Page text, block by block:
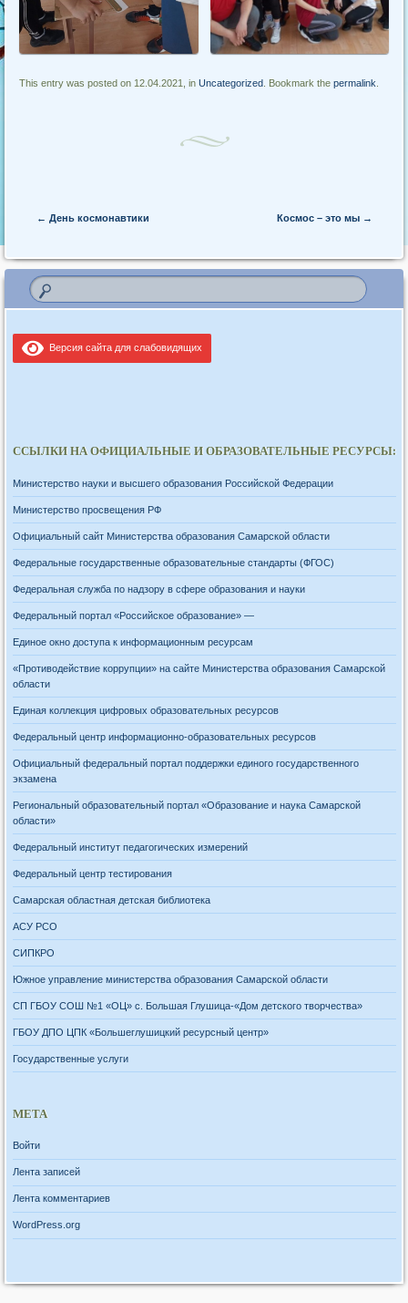
This entry was posted on 12.04.2021, inUncategorized . Bookmark thepermalink
Post navigation
← День космонавтики Космос – это мы →
Версия сайта для слабовидящих
ССЫЛКИ НА ОФИЦИАЛЬНЫЕ И ОБРАЗОВАТЕЛЬНЫЕ РЕСУРСЫ:
Министерство науки и высшего образования Российской Федерации
Министерство просвещения РФ
Официальный сайт Министерства образования Самарской области
Федеральные государственные образовательные стандарты (ФГОС)
Федеральная служба по надзору в сфере образования и науки
Федеральный портал «Российское образование» —
Единое окно доступа к информационным ресурсам
«Противодействие коррупции» на сайте Министерства образования Самарской
области
Единая коллекция цифровых образовательных ресурсов
Федеральный центр информационно-образовательных ресурсов
Официальный федеральный портал поддержки единого государственного
экзамена
Региональный образовательный портал «Образование и наука Самарской
области»
Федеральный институт педагогических измерений
Федеральный центр тестирования
Самарская областная детская библиотека
АСУ РСО
СИПКРО
Южное управление министерства образования Самарской области
СП ГБОУ СОШ №1 «ОЦ» с. Большая Глушица-«Дом детского творчества»
ГБОУ ДПО ЦПК «Большеглушицкий ресурсный центр»
Государственные услуги
МЕТА
Войти
Лента записей
Лента комментариев
WordPress.org